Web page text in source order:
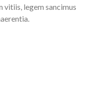
vitiis, legem sancimus